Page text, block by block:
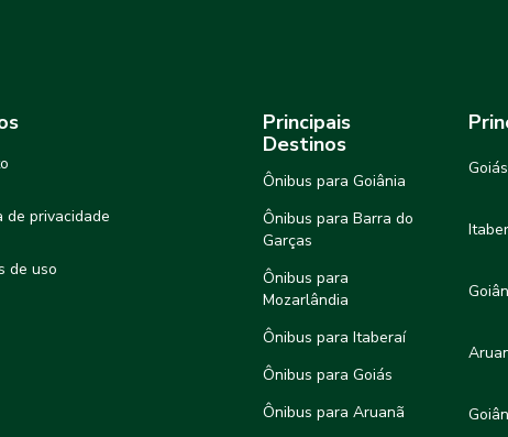
de privacidade
de uso
Principais
Destinos
Ônibus para Goiânia
Ônibus para Barra do
Garças
Ônibus para
Mozarlândia
Ônibus para Itaberaí
Ônibus para Goiás
Ônibus para Aruanã